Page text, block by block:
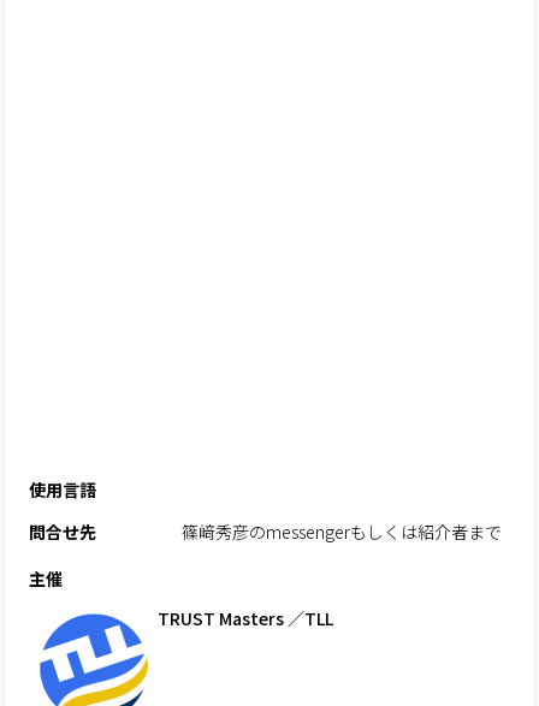
使用言語
問合せ先
篠﨑秀彦のmessengerもしくは紹介者まで
主催
TRUST Masters ／TLL